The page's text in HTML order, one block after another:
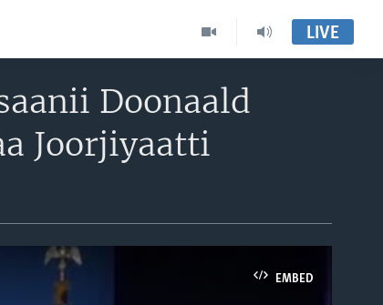
LIVE
Doonaald
Joorjiyaatti
EMBED